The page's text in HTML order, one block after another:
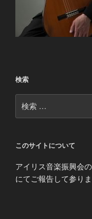
検索
索:
このサイトについて
アイリス音楽振興会
にてご報告して参りま